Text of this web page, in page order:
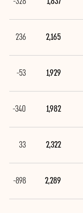
2,165
236
1,929
-53
1,982
-340
2,322
33
2,289
-898